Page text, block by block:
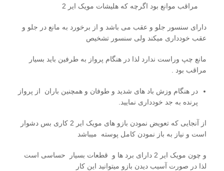
مراقب موانع بود اگرچه که هلیشات مویک ایر 2
دارای سنسور جلو و عقب می باشد و از برخورد به مانع در جلو و
عقب خودداری میکند ولی سنسور تشخیص
مانع چپ وراست ندارد لذا در هنگام پرواز به طرفین باید بسیار
مراقب بود .
در هنگام وزش باد های شدید و طوفان و همچنین باران از پرواز
پرنده به جد خودداری نمایید.
از آنجایی که تعویض نمودن بازو های مویک ایر 2 کاری بس دشوار
است و نیاز به باز نمودن کامل پوسته میباشد
و چون مویک ایر 2 دارای برد ها و قطعات بسیار حساسی است
لذا در صورت آسیب دیدن بازو میتوانید این کار